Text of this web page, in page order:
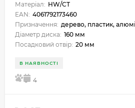
Матеріал: HW/CT
EAN: 4061792173460
Призначення: дерево, пластик,
Діаметр диска: 160 мм
Посадковий отвір: 20 мм
В НАЯВНОСТІ
5 4